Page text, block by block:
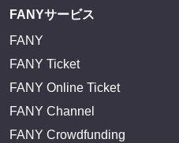
FANYサービス
FANY
FANY Ticket
FANY Online Ticket
FANY Channel
FANY Crowdfunding